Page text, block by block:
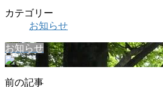
カテゴリー
お知らせ
お知らせ
前の記事